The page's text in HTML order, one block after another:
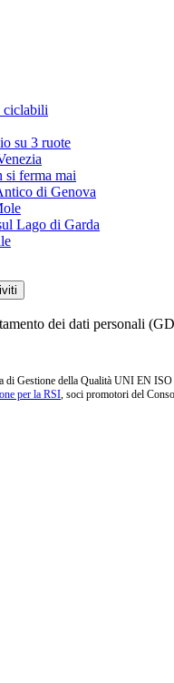
ciclabili
su 3 ruote
si ferma mai
di Genova
Lago di Garda
dei dati personali
di Gestione della Qualità UNI EN
per la RSI, soci promotori del